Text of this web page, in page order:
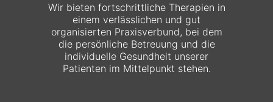
Wir bieten fortschrittliche Therapien in
einem verlässlichen und gut
organisierten Praxisverbund, bei dem
die persönliche Betreuung und die
individuelle Gesundheit unserer
Patienten im Mittelpunkt stehen.